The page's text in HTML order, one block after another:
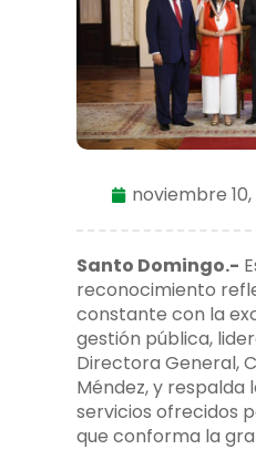
noviembre 10,
Santo Domingo.-
reconocimiento
constante con la
gestión pública,
Directora General,
Méndez, y respalda
servicios ofrecidos
que conforma la